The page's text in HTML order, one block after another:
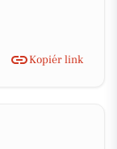
Kopiér link